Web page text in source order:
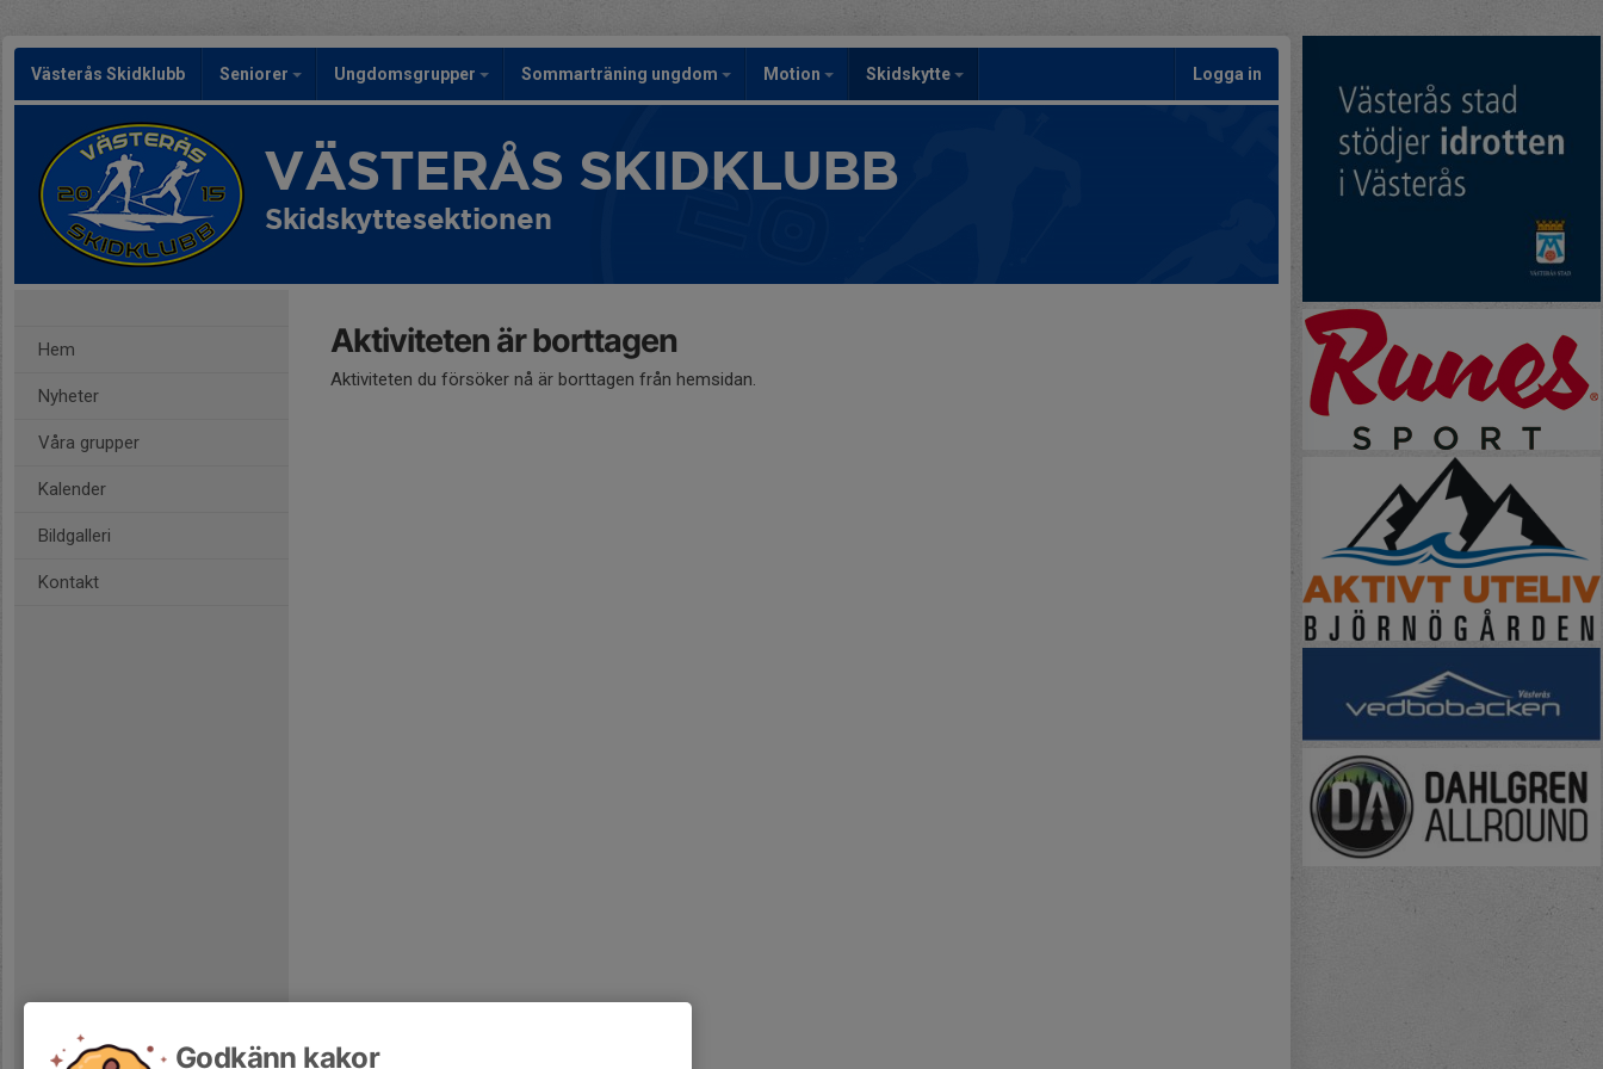
Västerås Skidklubb Seniorer Ungdomsgrupper Sommarträning ungdom Motion Skidskytte Logga in
VÄSTERÅS SKIDKLUBB
Skidskyttesektionen
Hem
Nyheter
Våra grupper
Kalender
Bildgalleri
Kontakt
Aktiviteten är borttagen
Aktiviteten du försöker nå är borttagen från hemsidan.
Godkänn kakor